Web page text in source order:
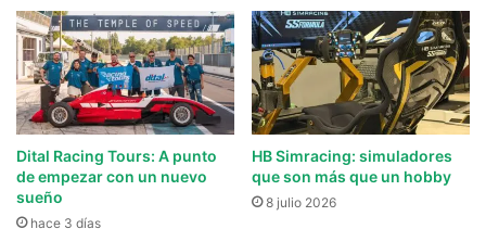
Dital Racing Tours: A punto
de empezar con un nuevo
sueño
hace 3 días
HB Simracing: simuladores
que son más que un hobby
8 julio 2026